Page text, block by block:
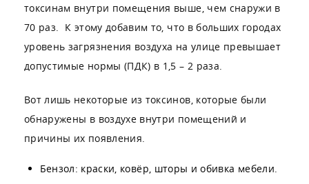
токсинам внутри помещения выше, чем снаружи в
70 раз. К этому добавим то, что в больших городах
уровень загрязнения воздуха на улице превышает
допустимые нормы (ПДК) в 1,5 – 2 раза.
Вот лишь некоторые из токсинов, которые были
обнаружены в воздухе внутри помещений и
причины их появления.
Бензол: краски, ковёр, шторы и обивка мебели.